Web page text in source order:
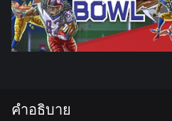
คำอธิบาย